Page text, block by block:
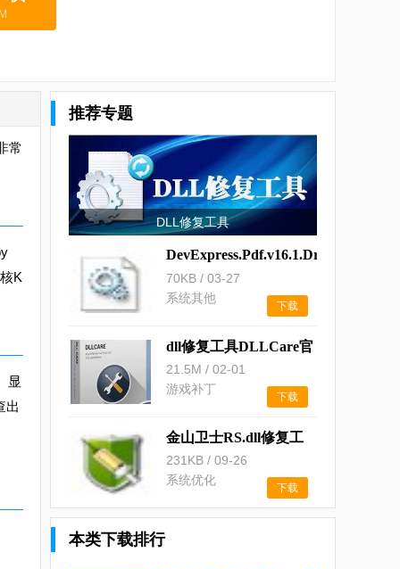
常
K
显
出
推荐专题
DLL修复工具
DevExpress.Pdf.v16.1.Drawing.dll
70KB / 03-27
系统其他
下载
dll修复工具DLLCare官
方中文版
21.5M / 02-01
游戏补丁
下载
金山卫士RS.dll修复工
具
231KB / 09-26
系统优化
下载
本类下载排行